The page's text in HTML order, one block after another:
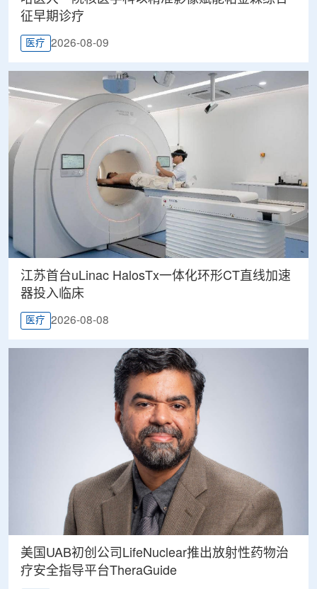
征早期诊疗
医疗 2026-08-09
江苏首台uLinac HalosTx一体化环形CT直线加速
器投入临床
医疗 2026-08-08
美国UAB初创公司LifeNuclear推出放射性药物治
疗安全指导平台TheraGuide